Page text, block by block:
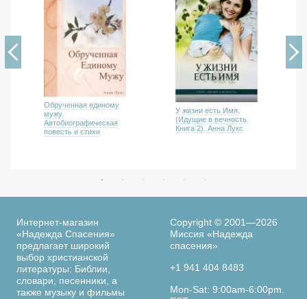
Обрученная единому
мужу.
Автобиографическая
повесть и стихи
У жизни есть Имя.
(Идущие в вечность.
Книга 2). Анна Лукс
Интернет-магазин
«Надежда Спасения»
предлагает широкий
выбор христианской
литературы: Библии,
словари, песенники, а
также музыку и фильмы
Copyright © 2001—2026
Миссия «Надежда
спасения»
+1 941 404 8483
Mon-Sat: 9:00am-6:00pm.